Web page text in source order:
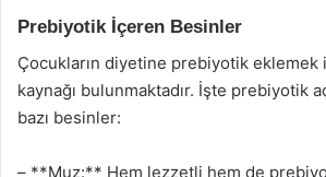
Prebiyotik İçeren Besinler
Çocukların diyetine prebiyotik eklemek
kaynağı bulunmaktadır. İşte prebiyotik
bazı besinler:
– **Muz:** Hem lezzetli hem de